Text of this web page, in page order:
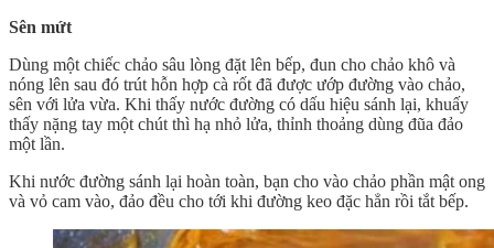
Sên mứt
Dùng một chiếc chảo sâu lòng đặt lên bếp, đun cho chảo khô và
nóng lên sau đó trút hỗn hợp cà rốt đã được ướp đường vào chảo,
sên với lửa vừa. Khi thấy nước đường có dấu hiệu sánh lại, khuấy
thấy nặng tay một chút thì hạ nhỏ lửa, thỉnh thoảng dùng đũa đảo
một lần.
Khi nước đường sánh lại hoàn toàn, bạn cho vào chảo phần mật ong
và vỏ cam vào, đảo đều cho tới khi đường keo đặc hẳn rồi tắt bếp.